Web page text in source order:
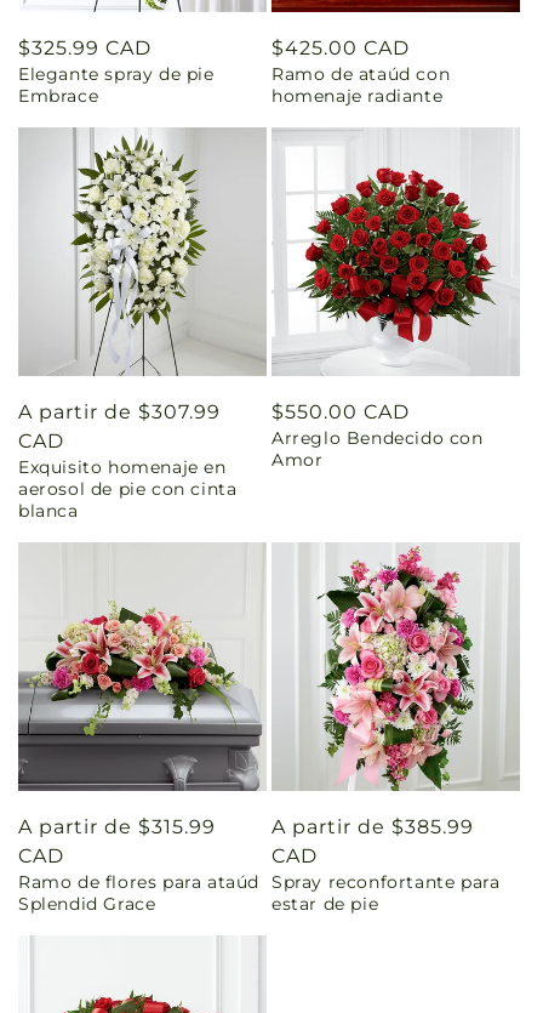
Precio
habitual
$325.99 CAD
Elegante spray de pie
Embrace
Precio
habitual
$425.00 CAD
Ramo de ataúd con
homenaje radiante
Precio
habitual
A partir de $307.99
CAD
Exquisito homenaje en
aerosol de pie con cinta
blanca
Precio
habitual
$550.00 CAD
Arreglo Bendecido con
Amor
Precio
habitual
A partir de $315.99
CAD
Ramo de flores para ataúd
Splendid Grace
Precio
habitual
A partir de $385.99
CAD
Spray reconfortante para
estar de pie